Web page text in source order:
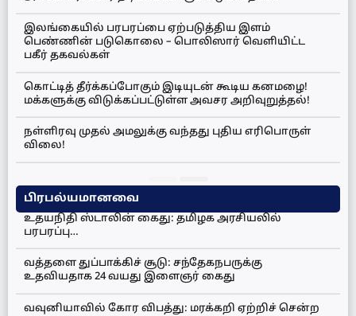
இலங்கையில் பரபரப்பை ஏற்படுத்திய இளம்
பெண்ணின் படுகொலை – பொலிஸார் வெளியிட்ட
பகீர் தகவல்கள்
கொட்டித் தீர்க்கப்போகும் இடியுடன் கூடிய கனமழை!
மக்களுக்கு விடுக்கப்பட்டுள்ள அவசர அறிவுறுத்தல்!
நள்ளிரவு முதல் அமலுக்கு வந்தது புதிய எரிபொருள்
விலை!
பிரபல்யமானவை
உதயநிதி ஸ்டாலின் கைது: தமிழக அரசியலில்
பரபரப்பு…
வத்தளை துப்பாக்கிச் சூடு: சந்தேகநபருக்கு
உதவியதாக 24 வயது இளைஞர் கைது
வவுனியாவில் கோர விபத்து: மரக்கறி ஏற்றிச் சென்ற